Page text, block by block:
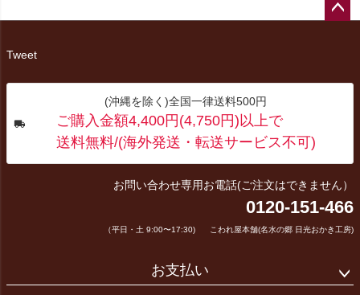
へ
Tweet
(沖縄を除く)全国一律送料500円
ご購入金額4,400円(4,750円)以上で
送料無料/(海外発送・転送サービス不可)
お問い合わせ専用お電話(ご注文はできません）
0120-151-466
（平日・土 9:00〜17:30) こわれ屋本舗(名水の郷 日光おかき工房)
お支払い